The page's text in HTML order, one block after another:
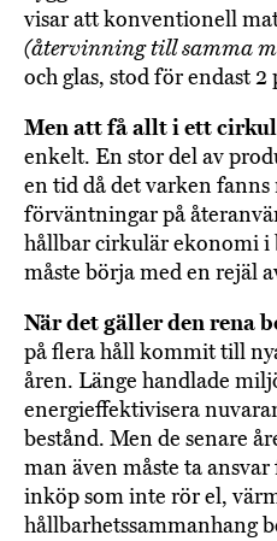
visar att konventionell
(återvinning till samma
och glas, stod för endast 2
Men att få allt i ett
enkelt. En stor del av
en tid då det varken
förväntningar på
hållbar cirkulär ekonomi i
måste börja med en rejäl
När det gäller den rena
på flera håll kommit till
åren. Länge handlade
energieffektivisera
bestånd. Men de senare
man även måste ta
inköp som inte rör el,
hållbarhetssammanhang